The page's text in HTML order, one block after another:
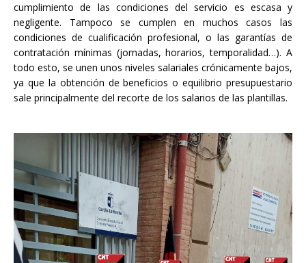
cumplimiento de las condiciones del servicio es escasa y
negligente. Tampoco se cumplen en muchos casos las
condiciones de cualificación profesional, o las garantías de
contratación mínimas (jornadas, horarios, temporalidad…). A
todo esto, se unen unos niveles salariales crónicamente bajos,
ya que la obtención de beneficios o equilibrio presupuestario
sale principalmente del recorte de los salarios de las plantillas.